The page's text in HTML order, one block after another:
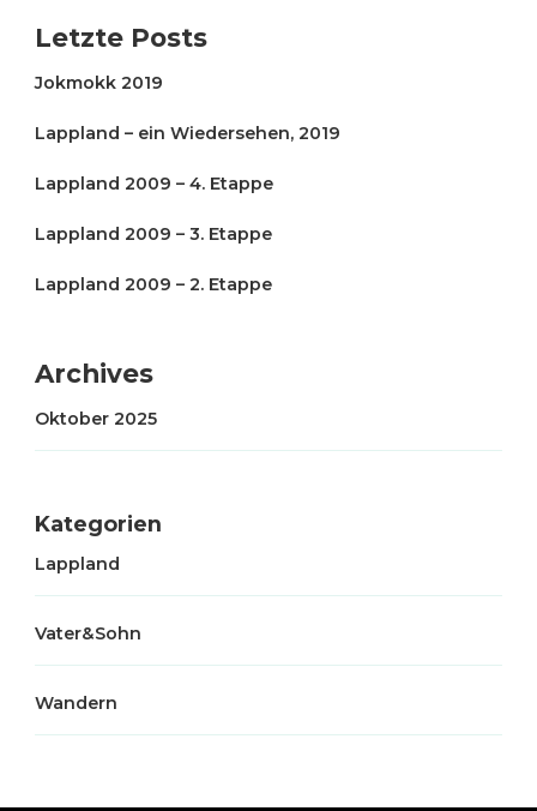
Letzte Posts
Jokmokk 2019
Lappland – ein Wiedersehen, 2019
Lappland 2009 – 4. Etappe
Lappland 2009 – 3. Etappe
Lappland 2009 – 2. Etappe
Archives
Oktober 2025
Kategorien
Lappland
Vater&Sohn
Wandern